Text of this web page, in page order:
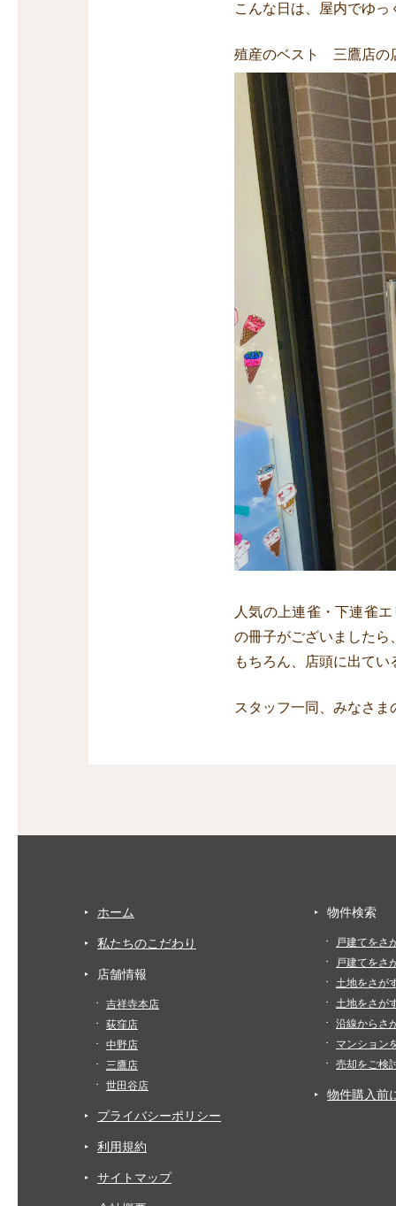
こんな日は、屋内でゆ
殖産のベスト 三鷹店の
人気の上連雀・下連雀
の冊子がございましたら
もちろん、店頭に出て
スタッフ一同、みなさ
ホーム
私たちのこだわり
店舗情報
吉祥寺本店
荻窪店
中野店
三鷹店
世田谷店
プライバシーポリシー
利用規約
サイトマップ
物件検索
戸建てをさ
戸建てをさ
土地をさが
土地をさが
沿線からさ
マンション
売却をご検
物件購入前